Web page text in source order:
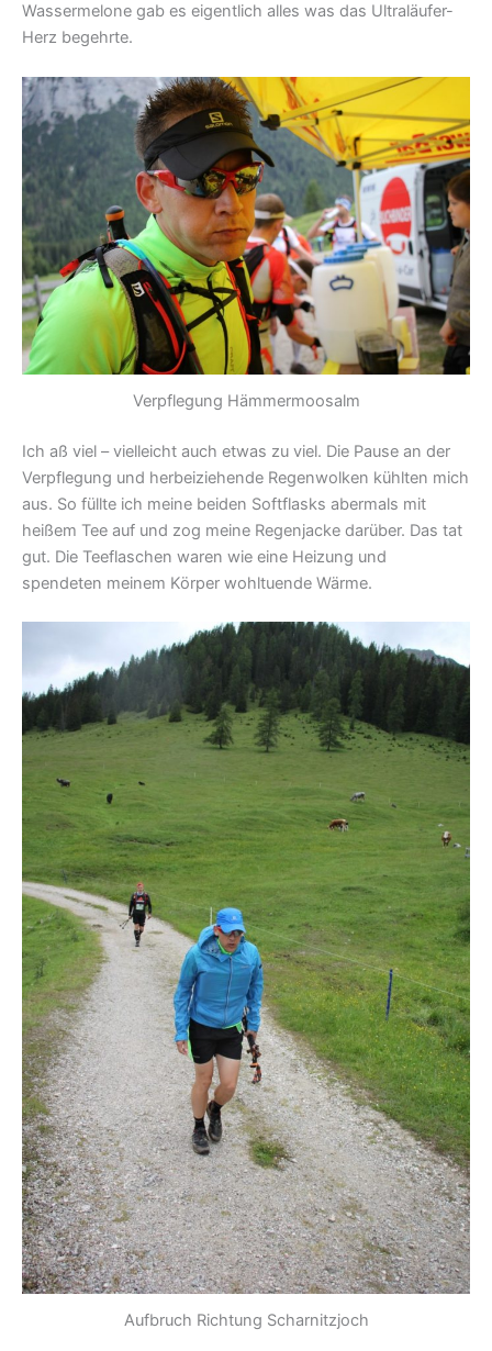
Wassermelone gab es eigentlich alles was das Ultraläufer-
Herz begehrte.
Verpflegung Hämmermoosalm
Ich aß viel – vielleicht auch etwas zu viel. Die Pause an der
Verpflegung und herbeiziehende Regenwolken kühlten mich
aus. So füllte ich meine beiden Softflasks abermals mit
heißem Tee auf und zog meine Regenjacke darüber. Das tat
gut. Die Teeflaschen waren wie eine Heizung und
spendeten meinem Körper wohltuende Wärme.
Aufbruch Richtung Scharnitzjoch